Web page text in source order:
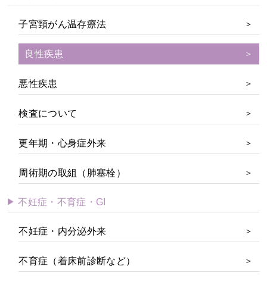
子宮頸がん温存療法
良性疾患
悪性疾患
検査について
更年期・心身症外来
周術期の取組（肺塞栓）
不妊症・不育症・GI
不妊症・内分泌外来
不育症（着床前診断など）